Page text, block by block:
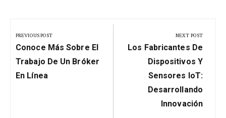
de
entradas
PREVIOUS POST
Previous
Post:
Conoce Más Sobre El
Trabajo De Un Bróker
En Línea
NEXT POST
Next
Los Fabricantes De
Dispositivos Y
Sensores IoT:
Desarrollando
Innovación